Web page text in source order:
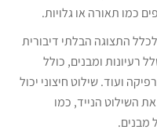
כמו תאורה או גלויות.
התצוגה הבלתי דיבורית
רעיונות ומבנים, כולל
ועוד. שילוט חיצוני יכול
השילוט הנייד, כמו
מבנים.